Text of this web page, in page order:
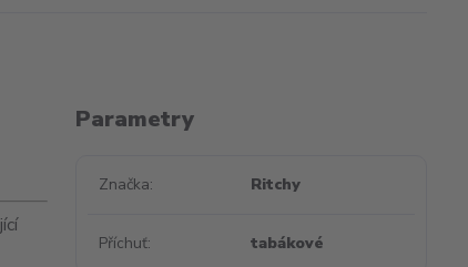
Parametry
Značka Ritchy
Příchuť tabákové